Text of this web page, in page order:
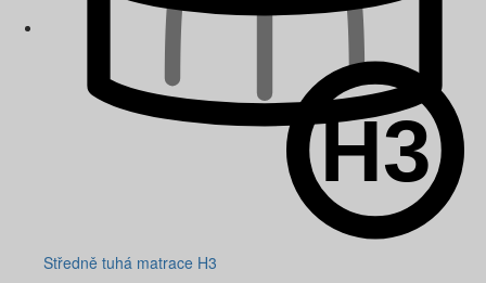
Středně tuhá matrace H3